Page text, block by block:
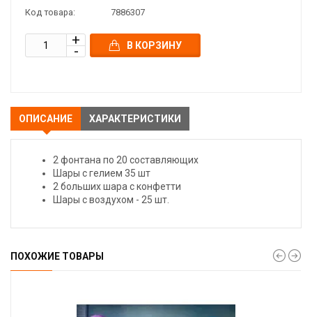
Код товара: 7886307
В КОРЗИНУ
ОПИСАНИЕ ХАРАКТЕРИСТИКИ
2 фонтана по 20 составляющих
Шары с гелием 35 шт
2 больших шара с конфетти
Шары с воздухом - 25 шт.
ПОХОЖИЕ ТОВАРЫ